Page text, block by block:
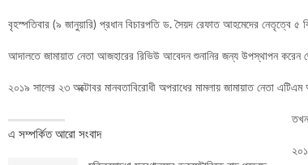
বৃহস্পতিবার (৯ জানুয়ারি) প্রধান বিচারপতি ড. সৈয়দ রেফাত আহমেদের নেতৃত্বে
আদালতে জামায়াত নেতা আজহারের রিভিউ আবেদন শুনানির জন্য উপস্থাপন করেন
২০১৯ সালের ২৩ অক্টোবর মানবতাবিরোধী অপরাধের মামলায় জামায়াত নেতা
এ সম্পর্কিত আরো সংবাদ